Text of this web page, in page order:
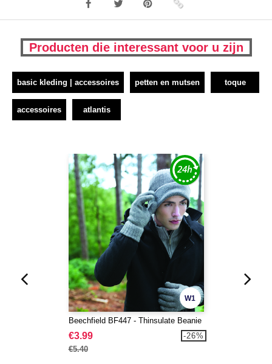
Producten die interessant voor u zijn
basic kleding | accessoires petten en mutsen toque
accessoires atlantis
W1
Beechfield BF447 - Thinsulate Beanie
€3.99
€5.40
-26%